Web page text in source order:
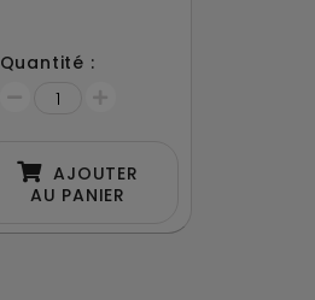
Quantité :
AJOUTER
AU PANIER